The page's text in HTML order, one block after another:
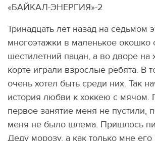
«БАЙКАЛ-ЭНЕРГИЯ»-2
Тринадцать лет назад на седьмом
многоэтажки в маленькое окошко
шестилетний пацан, а во дворе на
корте играли взрослые ребята. В
очень хотел быть среди них. Так
история любви к хоккею с мячом.
первое занятие меня не пустили,
меня не было шлема. Пришлось
Деду морозу, а как только мне его